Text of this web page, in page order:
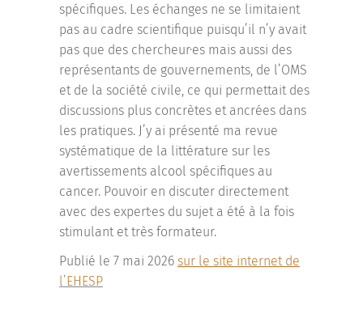
spécifiques. Les échanges ne se limitaient
pas au cadre scientifique puisqu’il n’y avait
pas que des chercheur·es mais aussi des
représentants de gouvernements, de l’OMS
et de la société civile, ce qui permettait des
discussions plus concrètes et ancrées dans
les pratiques. J’y ai présenté ma revue
systématique de la littérature sur les
avertissements alcool spécifiques au
cancer. Pouvoir en discuter directement
avec des expert·es du sujet a été à la fois
stimulant et très formateur.
Publié le 7 mai 2026 sur le site internet de
l’EHESP